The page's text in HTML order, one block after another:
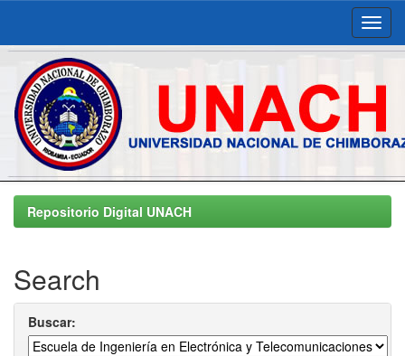
Skip
navigationRepositorio Digital UNACH
Search
Buscar: